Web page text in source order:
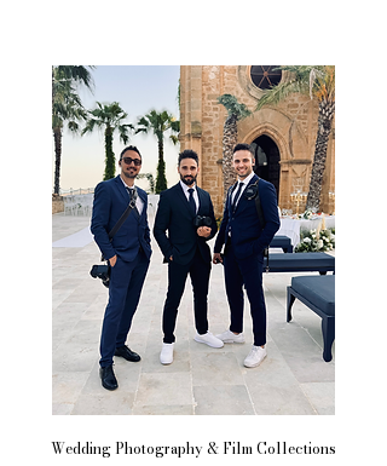
Wedding Photography & Film Collections